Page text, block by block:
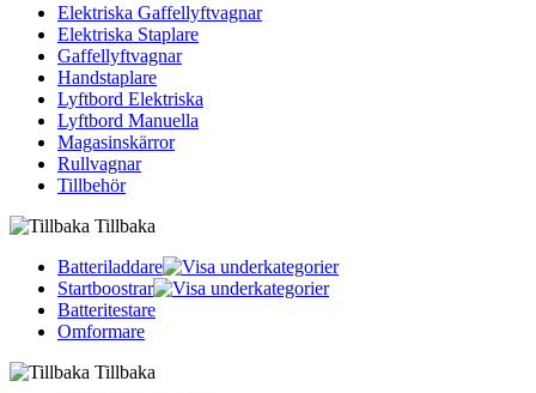
Elektriska Gaffellyftvagnar
Elektriska Staplare
Gaffellyftvagnar
Handstaplare
Lyftbord Elektriska
Lyftbord Manuella
Magasinskärror
Rullvagnar
Tillbehör
Tillbaka
Batteriladdare
Startboostrar
Batteritestare
Omformare
Tillbaka